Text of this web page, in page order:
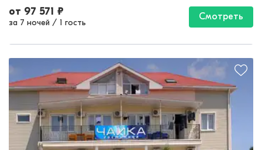
от 97 571 ₽
за 7 ночей / 1 гость
Смотреть